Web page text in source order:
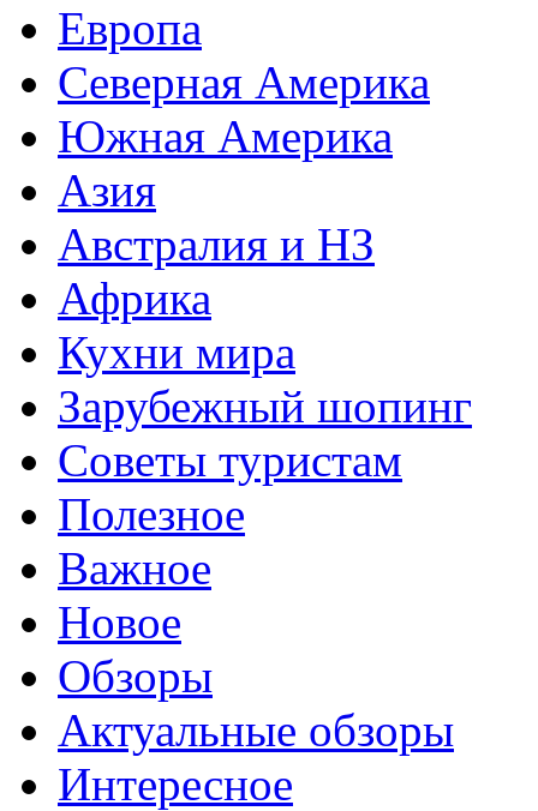
Европа
Северная Америка
Южная Америка
Азия
Австралия и НЗ
Африка
Кухни мира
Зарубежный шопинг
Советы туристам
Полезное
Важное
Новое
Обзоры
Актуальные обзоры
Интересное